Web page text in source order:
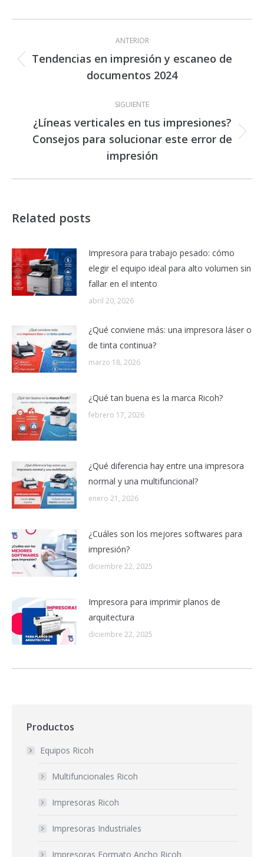
Navegación
publicaciones
ANTERIOR
Publicación
anterior:
Tendencias en impresión y escaneo de
documentos 2024
SIGUIENTE
Publicación
siguiente:
¿Líneas verticales en tus impresiones?
Consejos para solucionar este error de
impresión
Related posts
Impresora para trabajo pesado: cómo
elegir el equipo ideal para alto volumen sin
fallar en el intento
abril 20, 2026
¿Qué conviene más: una impresora láser o
de tinta continua?
marzo 18, 2026
¿Qué tan buena es la marca Ricoh?
febrero 17, 2026
¿Qué diferencia hay entre una impresora
normal y una multifuncional?
enero 21, 2026
¿Cuáles son los mejores softwares para
impresión?
diciembre 22, 2025
Impresora para imprimir planos de
arquitectura
diciembre 22, 2025
Productos
Equipos Ricoh
Multifuncionales Ricoh
Impresoras Ricoh
Impresoras Industriales
Impresoras Formato Ancho Ricoh